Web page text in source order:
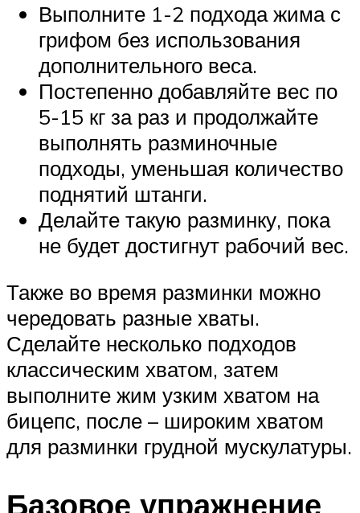
Выполните 1-2 подхода жима с
грифом без использования
дополнительного веса.
Постепенно добавляйте вес по
5-15 кг за раз и продолжайте
выполнять разминочные
подходы, уменьшая количество
поднятий штанги.
Делайте такую разминку, пока
не будет достигнут рабочий вес.
Также во время разминки можно
чередовать разные хваты.
Сделайте несколько подходов
классическим хватом, затем
выполните жим узким хватом на
бицепс, после – широким хватом
для разминки грудной мускулатуры.
Базовое упражнение